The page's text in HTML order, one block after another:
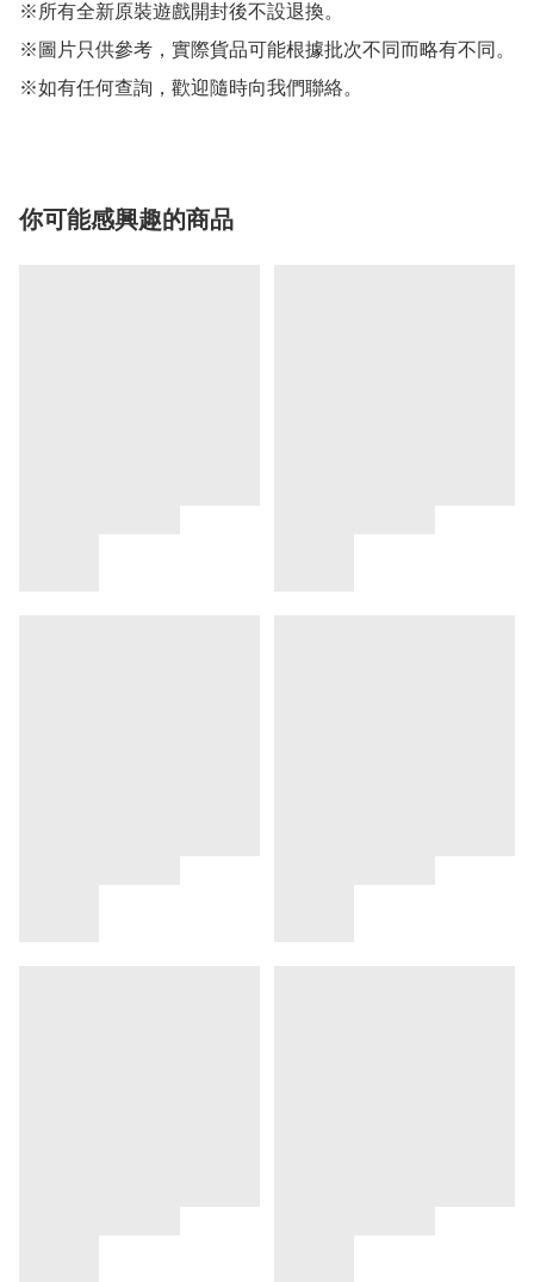
※所有全新原裝遊戲開封後不設退換。
※圖片只供參考，實際貨品可能根據批次不同而略有不同。
※如有任何查詢，歡迎隨時向我們聯絡。
你可能感興趣的商品